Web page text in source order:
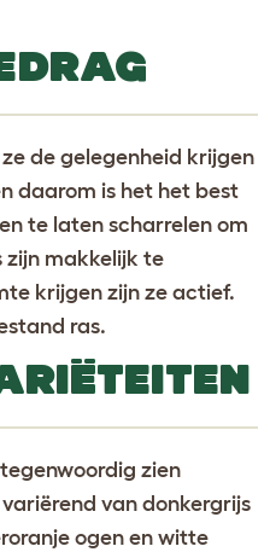
de gelegenheid krijgen
daarom is het het best
te laten scharrelen om
zijn makkelijk te
krijgen zijn ze actief.
ras.
zien
van donkergrijs
ogen en witte